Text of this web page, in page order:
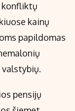
konfliktų
kainų
papildomas
valstybių.
pensijų